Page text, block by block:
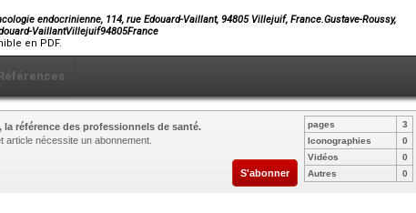
endocrinienne, 114, rue Edouard-Vaillant, 94805 Villejuif, France.Gustave-Roussy,
VaillantVillejuif94805France
en PDF.
référence des professionnels de santé.
article nécessite un abonnement.
S'abonner
pages
3
Iconographies
0
Vidéos
0
Autres
0